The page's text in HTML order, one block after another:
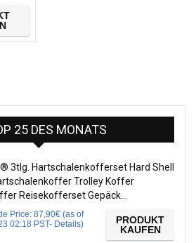
25 DES MONATS
3tlg. Hartschalenkofferset Hard Shell
Trolley Koffer
Reisekofferset Gepäck…
Price: 87,90€ (as of
02:18 PST- Details)
PRODUKT
KAUFEN